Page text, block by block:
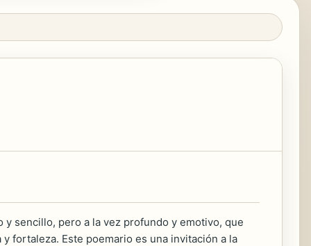
sencillo, pero a la vez profundo y emotivo, que
fortaleza. Este poemario es una invitación a la